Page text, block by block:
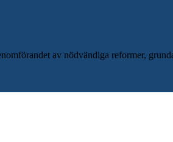
av nödvändiga reformer,